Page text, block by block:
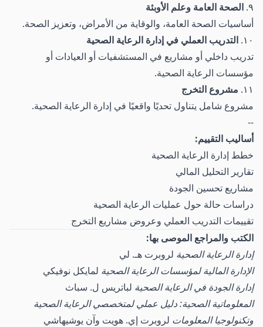
٩. الصحة العامة وعلم الأوبئة
أساسيات الصحة العامة، والوقاية من الأمراض، وتعزيز الصحة.
١٠. التدريب العملي في إدارة الرعاية الصحية
تدريب داخلي أو مشاريع في المستشفيات أو العيادات أو
مؤسسات الرعاية الصحية.
١١. مشروع التخرج
مشروع شامل يتناول تحديًا واقعيًا في إدارة الرعاية الصحية.
--
أساليب التقييم:
خطط إدارة الرعاية الصحية
تقارير التحليل المالي
مشاريع تحسين الجودة
دراسات حالة حول عمليات الرعاية الصحية
تقييمات التدريب العملي وعروض مشاريع التخرج
الكتب والمراجع الموصى بها:
إدارة الرعاية الصحية لروبرت هـ. لي
الإدارة المالية لمؤسسات الرعاية الصحية لمايكل نوفيكي
إدارة الجودة في الرعاية الصحية لباتريس ل. سباث
المعلوماتية الصحية: دليل عملي لمتخصصي الرعاية الصحية
وتكنولوجيا المعلومات لروبرت إي. هويت وآن يوشيهاشي